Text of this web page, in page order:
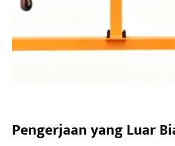
Pengerjaan yang Luar